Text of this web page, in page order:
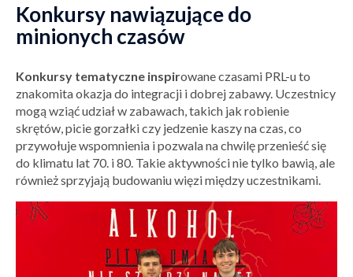
Konkursy nawiązujące do
minionych czasów
Konkursy tematyczne inspirowane czasami PRL-u to
znakomita okazja do integracji i dobrej zabawy. Uczestnicy
mogą wziąć udział w zabawach, takich jak robienie
skrętów, picie gorzałki czy jedzenie kaszy na czas, co
przywołuje wspomnienia i pozwala na chwilę przenieść się
do klimatu lat 70. i 80. Takie aktywności nie tylko bawią, ale
również sprzyjają budowaniu więzi między uczestnikami.